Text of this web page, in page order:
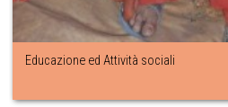
Educazione ed Attività sociali